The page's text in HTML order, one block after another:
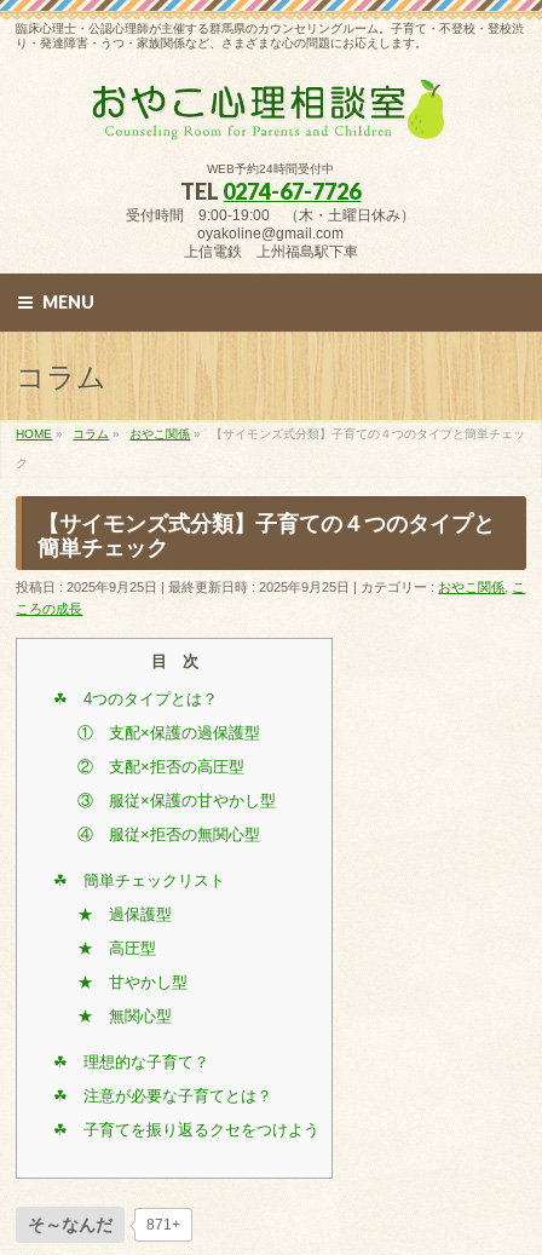
臨床心理士・公認心理師が主催する群馬県のカウンセリングルーム。子育て・不登校・登校渋
り・発達障害・うつ・家族関係など、さまざまな心の問題にお応えします。
WEB予約24時間受付中
TEL 0274-67-7726
受付時間 9:00-19:00 （木・土曜日休み）
oyakoline@gmail.com
上信電鉄 上州福島駅下車
MENU
コラム
HOME » コラム » おやこ関係 » 【サイモンズ式分類】子育ての４つのタイプと簡単チェッ
ク
【サイモンズ式分類】子育ての４つのタイプと
簡単チェック
投稿日 : 2025年9月25日 最終更新日時 : 2025年9月25日 カテゴリー : おやこ関係
こ
ころの成長
目 次
☘ 4つのタイプとは？
① 支配×保護の過保護型
② 支配×拒否の高圧型
③ 服従×保護の甘やかし型
④ 服従×拒否の無関心型
☘ 簡単チェックリスト
★ 過保護型
★ 高圧型
★ 甘やかし型
★ 無関心型
☘ 理想的な子育て？
☘ 注意が必要な子育てとは？
☘ 子育てを振り返るクセをつけよう
そ～なんだ 871+